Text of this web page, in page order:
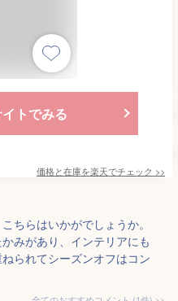
トでみる
価格と在庫を楽天でチェック >>
ちらはいかがでしょうか。
みがあり、インテリアにも
られてシーズンオフはコン